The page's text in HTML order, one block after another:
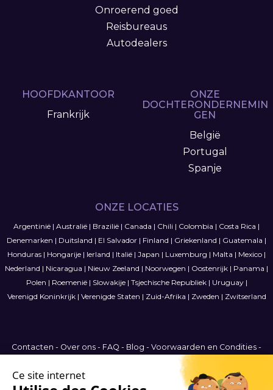
Onroerend goed
Reisbureaus
Autodealers
HOOFDKANTOOR
Frankrijk
ONZE
DOCHTERONDERNEMIN
GEN
België
Portugal
Spanje
ONZE LOCATIES
Argentinië | Australië | Brazilië | Canada | Chili | Colombia | Costa Rica |
Denemarken | Duitsland | El Salvador | Finland | Griekenland | Guatemala |
Honduras | Hongarije | Ierland | Italië | Japan | Luxemburg | Malta | Mexico |
Nederland | Nicaragua | Nieuw Zeeland | Noorwegen | Oostenrijk | Panama |
Polen | Roemenië| Slowakije| Tsjechische Republiek| Uruguay|
Verenigd Koninkrijk| Verenigde Staten | Zuid-Afrika | Zweden | Zwitserland
Contacten - Over ons - FAQ - Blog - Voorwaarden en Condities -
Sitemap